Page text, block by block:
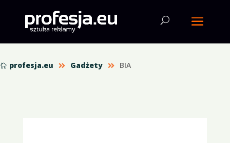
 profesja.eu  Gadżety  BIA